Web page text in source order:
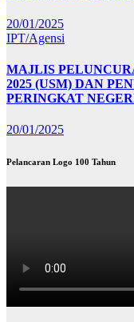
20/01/2025
IPT/Agensi
MAJLIS
2025 (USM) DAN
PERINGKAT
20/01/2025
Pelancaran Logo 100 Tahun